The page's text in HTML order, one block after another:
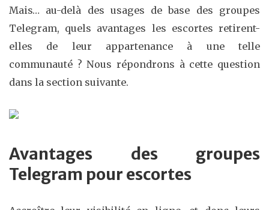
Mais… au-delà des usages de base des groupes
Telegram, quels avantages les escortes retirent-
elles de leur appartenance à une telle
communauté ? Nous répondrons à cette question
dans la section suivante.
Avantages des groupes
Telegram pour escortes